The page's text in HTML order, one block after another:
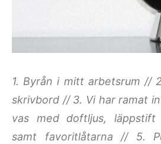
1. Byrån i mitt arbetsrum //
skrivbord //3. Vi har ramat
vas med doftljus,
samt favoritlåtarna // 5.